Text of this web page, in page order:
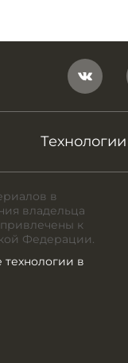
Технологии
в
владельца
к
Федерации.
в